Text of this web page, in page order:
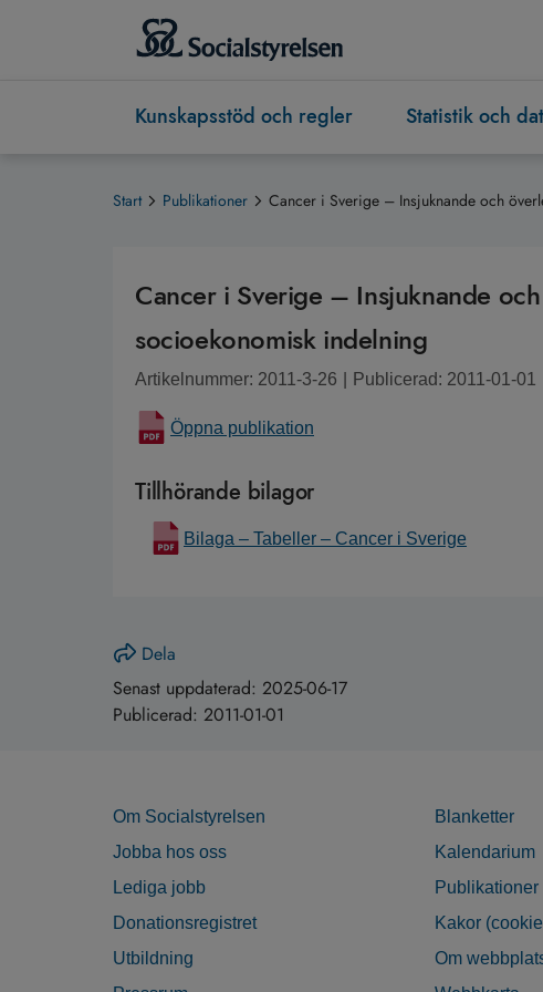
Kunskapsstöd och regler Statistik och
Start Publikationer Cancer i Sverige – Insjuknande och
Cancer i Sverige – Insjuknande
socioekonomisk indelning
Artikelnummer: 2011-3-26 Publicerad: 2011-01-01
Öppna publikation
Tillhörande bilagor
Bilaga – Tabeller – Cancer i Sverige
Dela
Senast uppdaterad: 2025-06-17
Publicerad: 2011-01-01
Om Socialstyrelsen
Jobba hos oss
Lediga jobb
Donationsregistret
Utbildning
Blanketter
Kalendarium
Publikationer
Kakor
Om